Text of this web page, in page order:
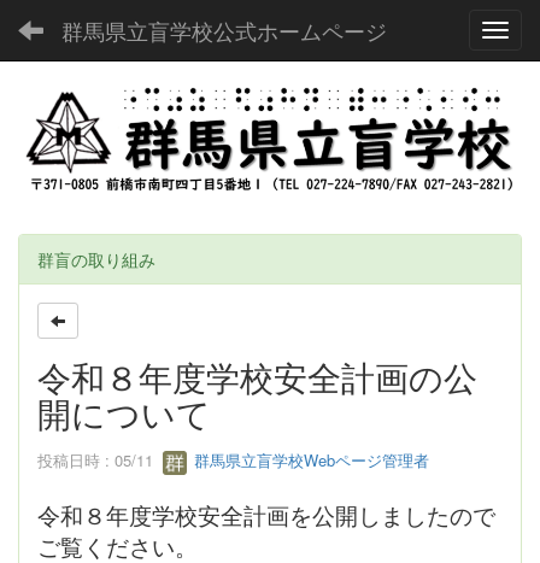
群馬県立盲学校公式ホームページ
群盲の取り組み
令和８年度学校安全計画の公
開について
投稿日時 : 05/11 群馬県立盲学校Webページ管理者
令和８年度学校安全計画を公開しましたので
ご覧ください。